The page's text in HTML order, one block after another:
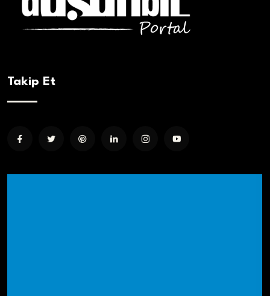
Takip Et